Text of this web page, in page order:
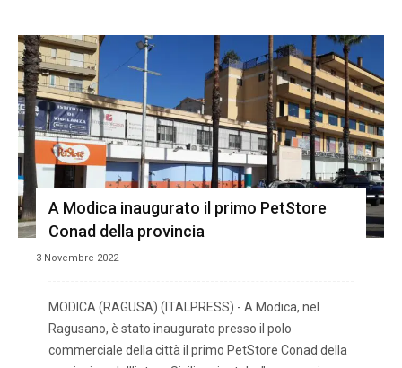
A Modica inaugurato il primo PetStore
Conad della provincia
3 Novembre 2022
MODICA (RAGUSA) (ITALPRESS) - A Modica, nel
Ragusano, è stato inaugurato presso il polo
commerciale della città il primo PetStore Conad della